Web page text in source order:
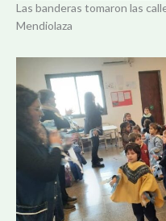
Las banderas tomaron las
Mendiolaza